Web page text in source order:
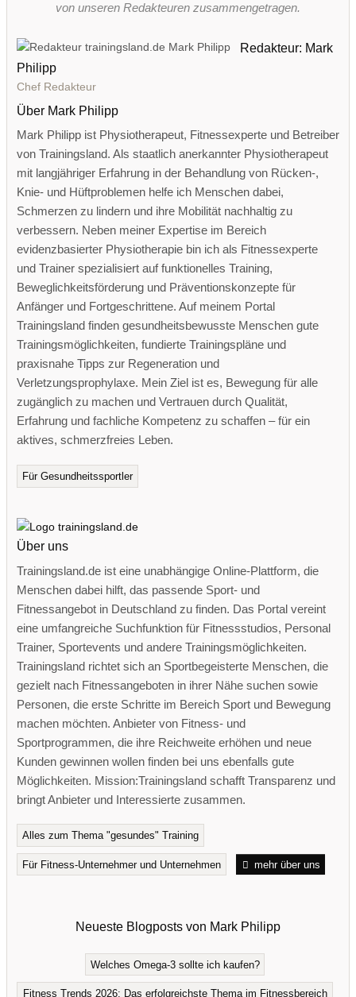
von unseren Redakteuren zusammengetragen.
Redakteur: Mark
Philipp
Chef Redakteur
Über Mark Philipp
Mark Philipp ist Physiotherapeut, Fitnessexperte und Betreiber
von Trainingsland. Als staatlich anerkannter Physiotherapeut
mit langjähriger Erfahrung in der Behandlung von Rücken-,
Knie- und Hüftproblemen helfe ich Menschen dabei,
Schmerzen zu lindern und ihre Mobilität nachhaltig zu
verbessern. Neben meiner Expertise im Bereich
evidenzbasierter Physiotherapie bin ich als Fitnessexperte
und Trainer spezialisiert auf funktionelles Training,
Beweglichkeitsförderung und Präventionskonzepte für
Anfänger und Fortgeschrittene. Auf meinem Portal
Trainingsland finden gesundheitsbewusste Menschen gute
Trainingsmöglichkeiten, fundierte Trainingspläne und
praxisnahe Tipps zur Regeneration und
Verletzungsprophylaxe. Mein Ziel ist es, Bewegung für alle
zugänglich zu machen und Vertrauen durch Qualität,
Erfahrung und fachliche Kompetenz zu schaffen – für ein
aktives, schmerzfreies Leben.
Für Gesundheitssportler
Über uns
Trainingsland.de ist eine unabhängige Online-Plattform, die
Menschen dabei hilft, das passende Sport- und
Fitnessangebot in Deutschland zu finden. Das Portal vereint
eine umfangreiche Suchfunktion für Fitnessstudios, Personal
Trainer, Sportevents und andere Trainingsmöglichkeiten.
Trainingsland richtet sich an Sportbegeisterte Menschen, die
gezielt nach Fitnessangeboten in ihrer Nähe suchen sowie
Personen, die erste Schritte im Bereich Sport und Bewegung
machen möchten. Anbieter von Fitness- und
Sportprogrammen, die ihre Reichweite erhöhen und neue
Kunden gewinnen wollen finden bei uns ebenfalls gute
Möglichkeiten. Mission:Trainingsland schafft Transparenz und
bringt Anbieter und Interessierte zusammen.
Alles zum Thema "gesundes" Training
Für Fitness-Unternehmer und Unternehmen mehr über uns
Neueste Blogposts von Mark Philipp
Welches Omega-3 sollte ich kaufen?
Fitness Trends 2026: Das erfolgreichste Thema im Fitnessbereich